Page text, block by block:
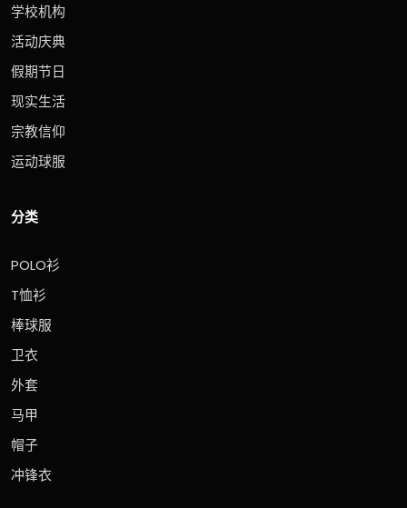
学校机构
活动庆典
假期节日
现实生活
宗教信仰
运动球服
分类
POLO衫
T恤衫
棒球服
卫衣
外套
马甲
帽子
冲锋衣